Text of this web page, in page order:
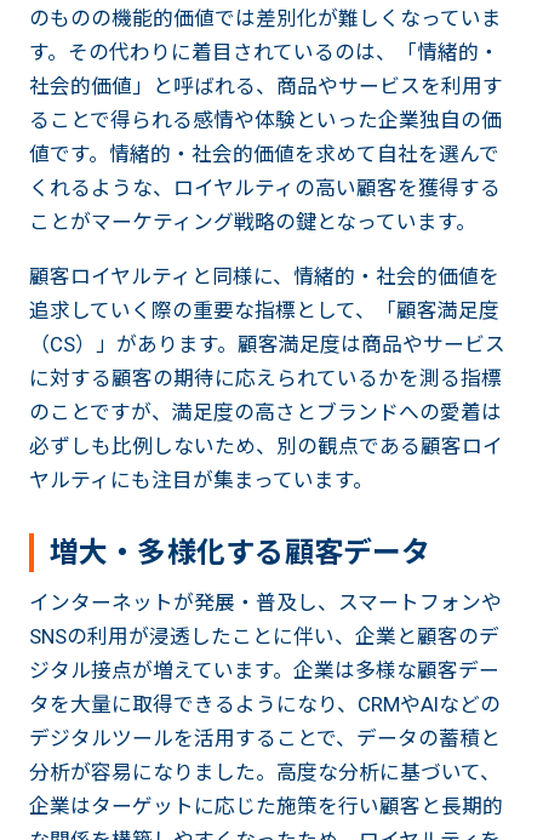
のものの機能的価値では差別化が難しくなっていま
す。その代わりに着目されているのは、「情緒的・
社会的価値」と呼ばれる、商品やサービスを利用す
ることで得られる感情や体験といった企業独自の価
値です。情緒的・社会的価値を求めて自社を選んで
くれるような、ロイヤルティの高い顧客を獲得する
ことがマーケティング戦略の鍵となっています。
顧客ロイヤルティと同様に、情緒的・社会的価値を
追求していく際の重要な指標として、「顧客満足度
（CS）」があります。顧客満足度は商品やサービス
に対する顧客の期待に応えられているかを測る指標
のことですが、満足度の高さとブランドへの愛着は
必ずしも比例しないため、別の観点である顧客ロイ
ヤルティにも注目が集まっています。
増大・多様化する顧客データ
インターネットが発展・普及し、スマートフォンや
SNSの利用が浸透したことに伴い、企業と顧客のデ
ジタル接点が増えています。企業は多様な顧客デー
タを大量に取得できるようになり、CRMやAIなどの
デジタルツールを活用することで、データの蓄積と
分析が容易になりました。高度な分析に基づいて、
企業はターゲットに応じた施策を行い顧客と長期的